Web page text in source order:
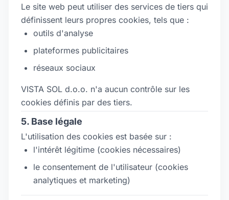
Le site web peut utiliser des services de tiers qui
définissent leurs propres cookies, tels que :
outils d'analyse
plateformes publicitaires
réseaux sociaux
VISTA SOL d.o.o. n'a aucun contrôle sur les
cookies définis par des tiers.
5. Base légale
L'utilisation des cookies est basée sur :
l'intérêt légitime (cookies nécessaires)
le consentement de l'utilisateur (cookies
analytiques et marketing)